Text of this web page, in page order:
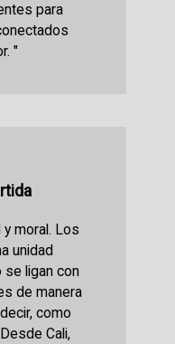
para
"
y moral. Los
unidad
se ligan con
de manera
como
Cali,